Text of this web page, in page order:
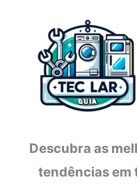
conteúdo
Descubra as
tendências em